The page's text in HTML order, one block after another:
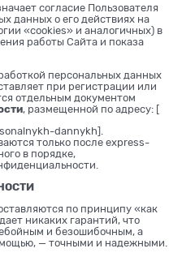
согласие Пользователя
данных о его действиях на
«cookies» и аналогичных) в
работы Сайта и показа
персональных данных
при регистрации или
отдельным документом
, размещенной по адресу: [
dannykh].
только после express-
в порядке,
по принципу «как
никаких гарантий, что
и безошибочным, а
— точными и надежными.